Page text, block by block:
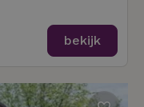
bekijk